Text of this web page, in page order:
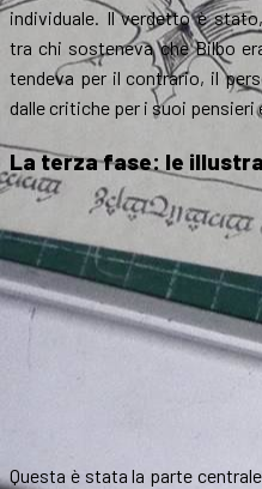
individuale. Il verdetto è
tra chi sosteneva che Bilbo
tendeva per il contrario, il
dalle critiche per i suoi pensieri
La terza fase: le
Questa è stata la parte